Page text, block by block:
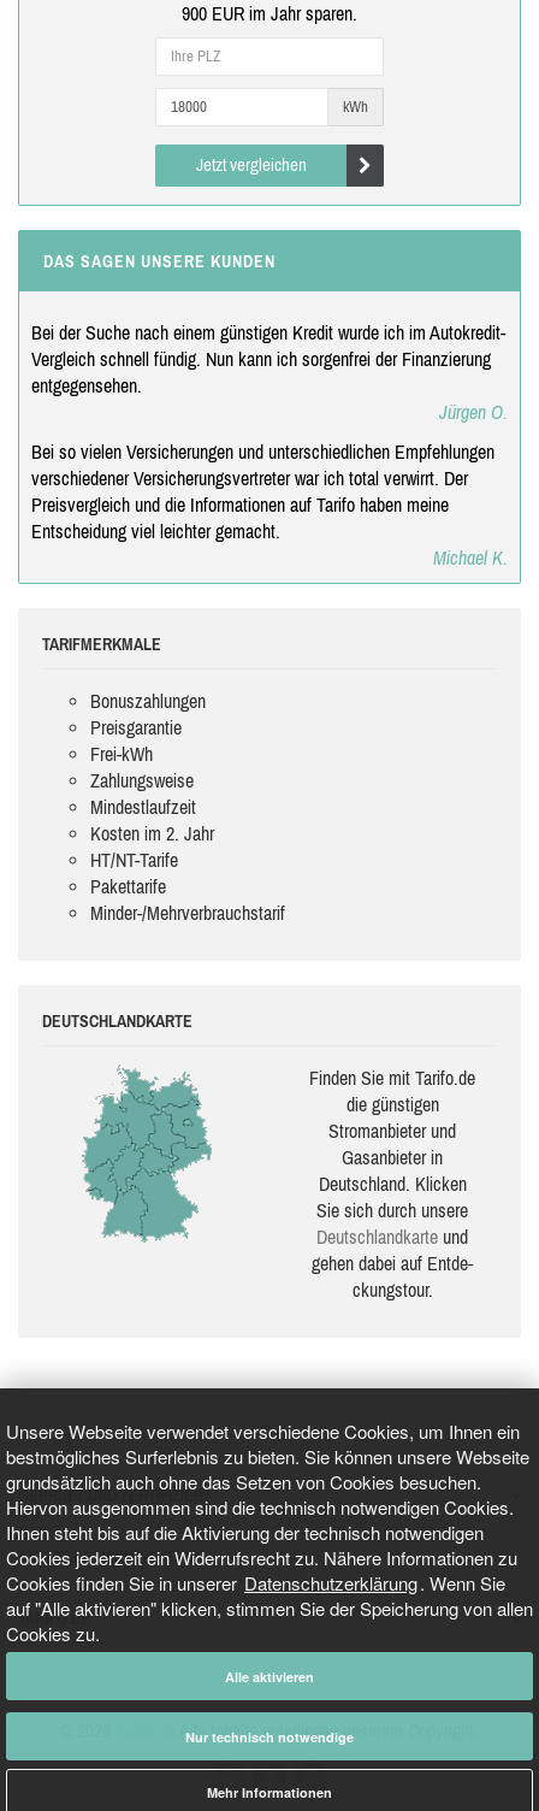
Unsere Webseite verwendet verschiedene Cookies, um Ihnen ein
bestmögliches Surferlebnis zu bieten. Sie können unsere Webseite
grundsätzlich auch ohne das Setzen von Cookies besuchen.
Hiervon ausgenommen sind die technisch notwendigen Cookies.
Ihnen steht bis auf die Aktivierung der technisch notwendigen
Cookies jederzeit ein Widerrufsrecht zu. Nähere Informationen zu
Cookies finden Sie in unserer Datenschutzerklärung. Wenn Sie
auf "Alle aktivieren" klicken, stimmen Sie der Speicherung von allen
Cookies zu.
Alle aktivieren
Nur technisch notwendige
Mehr Informationen
900 EUR im Jahr sparen.
kWh
Jetzt vergleichen
DAS SAGEN UNSERE KUNDEN
Bei der Suche nach einem günstigen Kredit wurde ich im Autokredit-
Vergleich schnell fündig. Nun kann ich sorgenfrei der Finanzierung
entgegensehen.
Jürgen O.
Bei so vielen Versicherungen und unterschiedlichen Empfehlungen
verschiedener Versicherungsvertreter war ich total verwirrt. Der
Preisvergleich und die Informationen auf Tarifo haben meine
Entscheidung viel leichter gemacht.
Michael K.
TARIFMERKMALE
Bonuszahlungen
Preisgarantie
Frei-kWh
Zahlungsweise
Mindestlaufzeit
Kosten im 2. Jahr
HT/NT-Tarife
Pakettarife
Minder-/Mehrverbrauchstarif
DEUTSCHLANDKARTE
Finden Sie mit Tarifo.de
die güns­ti­gen
Stromanbieter und
Gasanbieter in
Deutschland. Klicken
Sie sich durch unsere
Deutsch­land­karte und
gehen dabei auf Ent­de­
ckungs­tour.
GEPRÜFT UND ZERTIFIZIERT
AKTUELLE NACHRICHTEN
TARIFO.DE
Alle Inhalte unterliegen unserem Copyright.